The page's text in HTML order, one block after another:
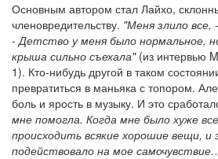
Основным автором стал Лайхо,
членовредительству. "Меня злило все,
-Детство у меня было нормальное,
крыша сильно съехала"(из интервью
1). Кто-нибудь другой в таком
превратиться в маньяка с топором.
боль и ярость в музыку. И это
мне помогла. Когда мне было хуже
происходить всякие хорошие вещи, и
подействовало на мое